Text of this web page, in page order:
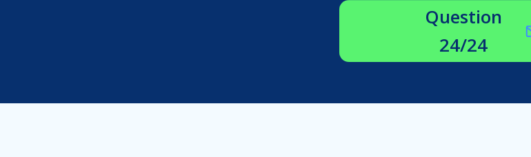
Question
24/24